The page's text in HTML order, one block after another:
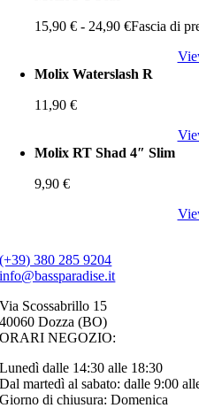
15,90€ - 24,90€Fascia di
Molix Waterslash R
11,90€
Molix RT Shad 4″ Slim
9,90€
(+39) 380 285 9204
info@bassparadise.it
Via Scossabrillo 15
40060 Dozza (BO)
ORARI NEGOZIO:
Lunedì dalle 14:30 alle 18:30
Dal martedì al sabato: dalle 9:00
Giorno di chiusura: Domenica